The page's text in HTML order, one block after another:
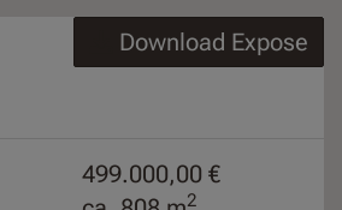
Download Expose
499.000,00 €
2